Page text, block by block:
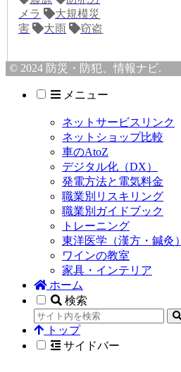
メラ
大規模災
害
大雨 窃盗
© 2024 防災・防犯、情報ナビ.
メニュー
ネットサービスリンク
ネットショップ比較
車のAtoZ
デジタル化（DX）
発電方法と電気料金
職業別リスキリング
職業別ガイドブック
トレーニング
東洋医学（漢方・鍼灸）
ワインの教室
家具・インテリア
ホーム
検索
トップ
サイドバー